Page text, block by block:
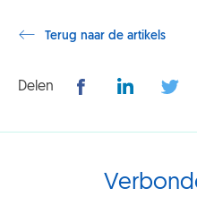
Terug naar de artikels
Delen